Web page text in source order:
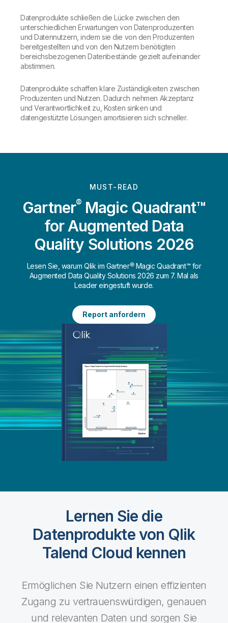
Datenprodukte schließen die Lücke zwischen den
unterschiedlichen Erwartungen von Datenproduzenten
und Datennutzern, indem sie die von den Produzenten
bereitgestellten und von den Nutzern benötigten
bereichsbezogenen Datenbestände gezielt aufeinander
abstimmen.
Datenprodukte schaffen klare Zuständigkeiten zwischen
Produzenten und Nutzen. Dadurch nehmen Akzeptanz
und Verantwortlichkeit zu, Kosten sinken und
datengestützte Lösungen amortisieren sich schneller.
MUST-READ
Gartner® Magic Quadrant™
for Augmented Data
Quality Solutions 2026
Lesen Sie, warum Qlik im Gartner® Magic Quadrant™ for
Augmented Data Quality Solutions 2026 zum 7. Mal als
Leader eingestuft wurde.
Report anfordern
Lernen Sie die
Datenprodukte von Qlik
Talend Cloud kennen
Ermöglichen Sie Nutzern einen effizienten
Zugang zu vertrauenswürdigen, genauen
und relevanten Daten und sorgen Sie